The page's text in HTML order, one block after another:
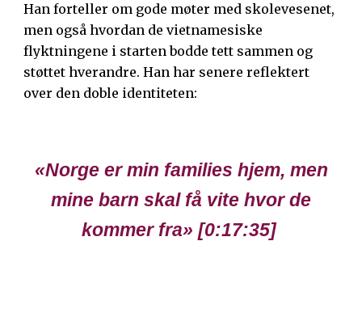
Han forteller om gode møter med skolevesenet,
men også hvordan de vietnamesiske
flyktningene i starten bodde tett sammen og
støttet hverandre. Han har senere reflektert
over den doble identiteten:
«Norge er min families hjem, men
mine barn skal få vite hvor de
kommer fra» [0:17:35]